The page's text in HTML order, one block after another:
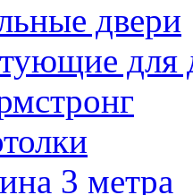
двери
для
3 метра